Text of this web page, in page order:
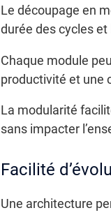
Le découpage en
durée des cycles
Chaque module
productivité et une
La modularité
sans impacter
Facilité
Une architecture